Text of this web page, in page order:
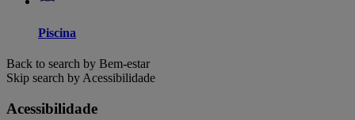
Piscina
Back to search by Bem-estar
Skip search by Acessibilidade
Acessibilidade